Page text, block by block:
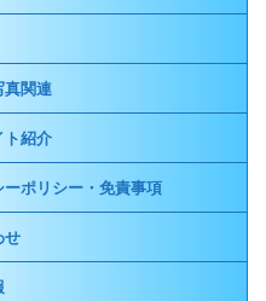
真関連
ト紹介
ーポリシー・免責事項
せ